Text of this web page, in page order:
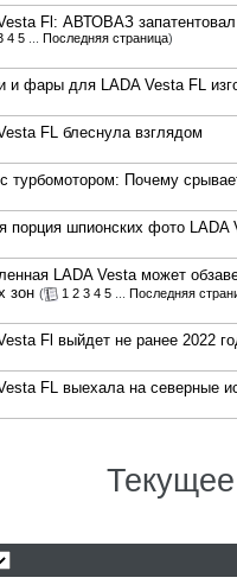
Fl: АВТОВАЗ
4 5 Последняя страница)
и фары для LADA Vesta FL
FL блеснула взглядом
турбомотором: Почему
порция шпионских фото LADA
LADA Vesta может
зон ( 1 2 3 4 5 Последняя
Fl выйдет не ранее 2022
FL выехала на северные